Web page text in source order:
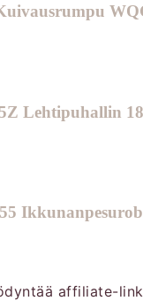
Lehtipuhallin
affiliate-